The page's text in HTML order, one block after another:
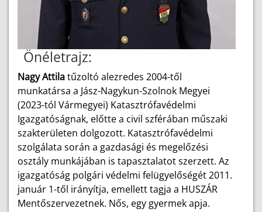
Önéletrajz:
Nagy Attilatűzoltó alezredes 2004-től
munkatársa a Jász-Nagykun-Szolnok Megyei
(2023-tól Vármegyei) Katasztrófavédelmi
Igazgatóságnak, előtte a civil szférában műszaki
szakterületen dolgozott. Katasztrófavédelmi
szolgálata során a gazdasági és megelőzési
osztály munkájában is tapasztalatot szerzett. Az
igazgatóság polgári védelmi felügyelőségét 2011.
január 1-től irányítja, emellett tagja a HUSZÁR
Mentőszervezetnek. Nős, egy gyermek apja.